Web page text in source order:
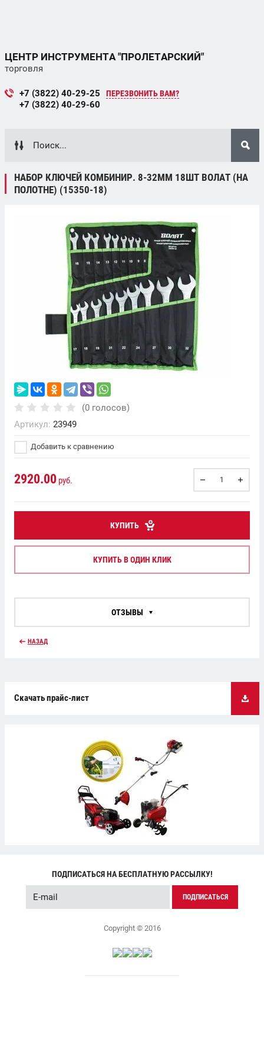
ЦЕНТР ИНСТРУМЕНТА "ПРОЛЕТАРСКИЙ"
торговля
+7 (3822) 40-29-25
+7 (3822) 40-29-60
ПЕРЕЗВОНИТЬ ВАМ?
Скачать прайс-лист
НАБОР КЛЮЧЕЙ КОМБИНИР. 8-32ММ 18ШТ ВОЛАТ (НА
ПОЛОТНЕ) (15350-18)
(0 голосов)
Артикул: 23949
Добавить к сравнению
2920.00 руб.
КУПИТЬ
КУПИТЬ В ОДИН КЛИК
ОТЗЫВЫ
НАЗАД
ПОДПИСАТЬСЯ НА БЕСПЛАТНУЮ РАССЫЛКУ!
ПОДПИСАТЬСЯ
Copyright © 2016